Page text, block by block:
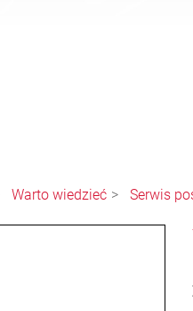
Warto wiedzieć Serwis